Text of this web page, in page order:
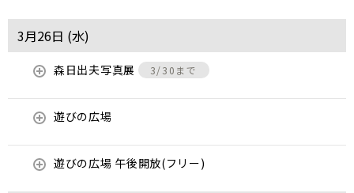
3月26日 (水)
森日出夫写真展 3/30まで
遊びの広場
遊びの広場 午後開放(フリー)